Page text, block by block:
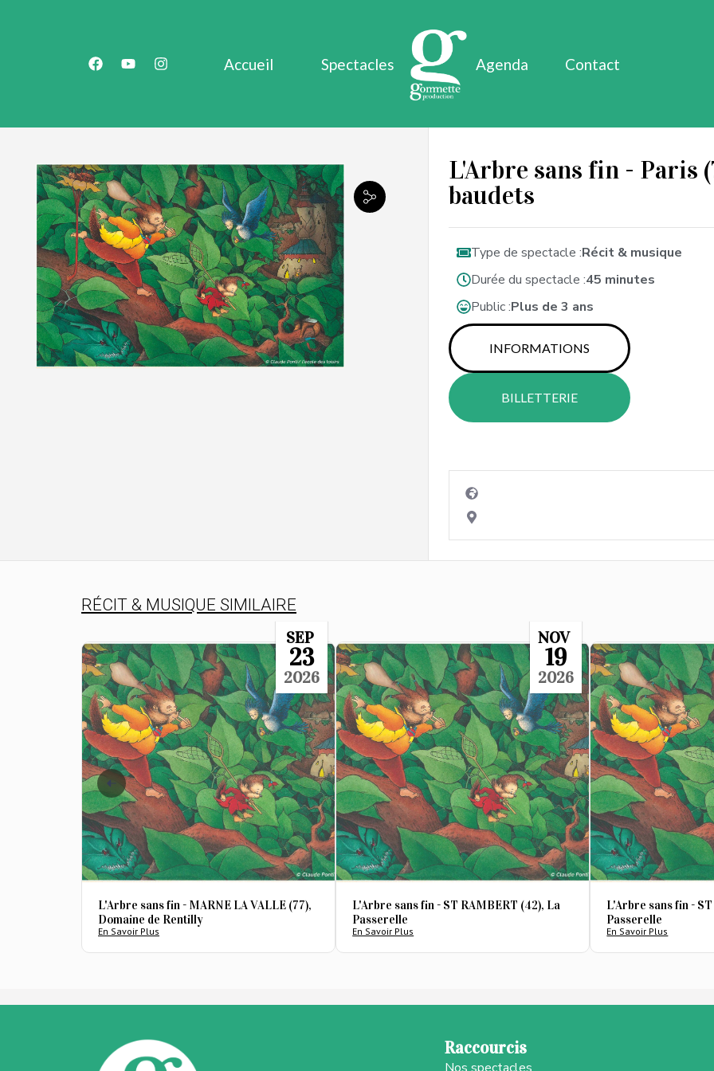
Accueil Spectacles Agenda Contact
L'Arbre sans fin - Paris
baudets
Type de spectacle :Récit & musique
Durée du spectacle :45 minutes
Public :Plus de 3 ans
INFORMATIONS
BILLETTERIE
RÉCIT & MUSIQUE SIMILAIRE
SEP
23
2026
L'Arbre sans fin - MARNE LA VALLE (77),
Domaine de Rentilly
En Savoir Plus
NOV
19
2026
L'Arbre sans fin - ST RAMBERT (42), La
Passerelle
En Savoir Plus
L'Arbre sans fin -
Passerelle
En Savoir Plus
Raccourcis
Nos spectacles